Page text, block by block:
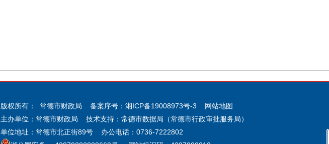
版权所有： 常德市财政局 备案序号： 湘ICP备19008973号-3
网站地图
主办单位：常德市财政局 技术支持：常德市数据局（常德市行政审批服务局）
单位地址：常德市北正街89号 办公电话：0736-7222802